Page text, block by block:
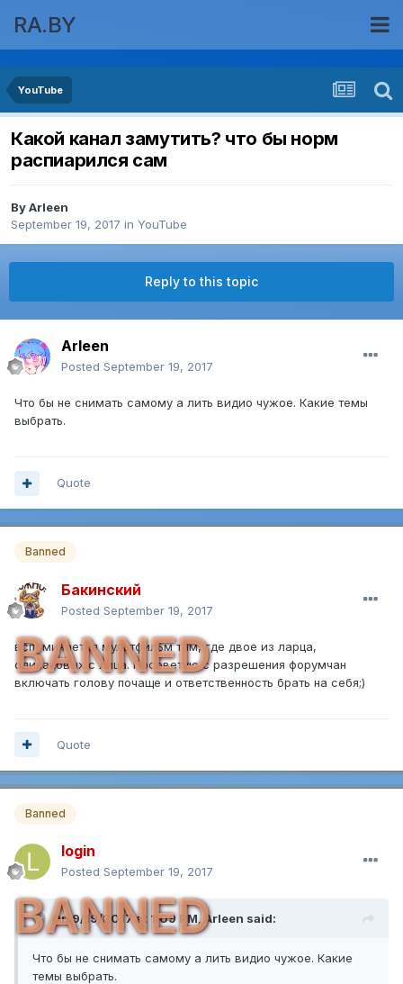
RA.BY
YouTube
Какой канал замутить? что бы норм
распиарился сам
ByArleen
September 19, 2017 in YouTube
Reply to this topic
Arleen
Posted September 19, 2017
Что бы не снимать самому а лить видио чужое. Какие темы
выбрать.
Quote
Banned
Бакинский
Posted September 19, 2017
BANNED
вспоминается мультфильм там, где двое из ларца,
одинаковых с лица. Посоветую с разрешения форумчан
включать голову почаще и ответственность брать на себя;)
Quote
Banned
login
Posted September 19, 2017
BANNED
On 9/19/2017 at 1:09 PM, Arleen said:
Что бы не снимать самому а лить видио чужое. Какие
темы выбрать.